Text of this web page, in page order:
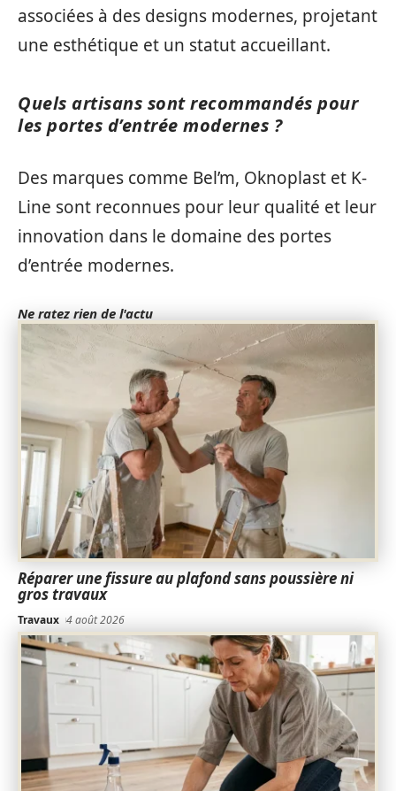
associées à des designs modernes, projetant
une esthétique et un statut accueillant.
Quels artisans sont recommandés pour
les portes d’entrée modernes ?
Des marques comme Bel’m, Oknoplast et K-
Line sont reconnues pour leur qualité et leur
innovation dans le domaine des portes
d’entrée modernes.
Ne ratez rien de l'actu
Réparer une fissure au plafond sans poussière ni
gros travaux
Travaux 4 août 2026